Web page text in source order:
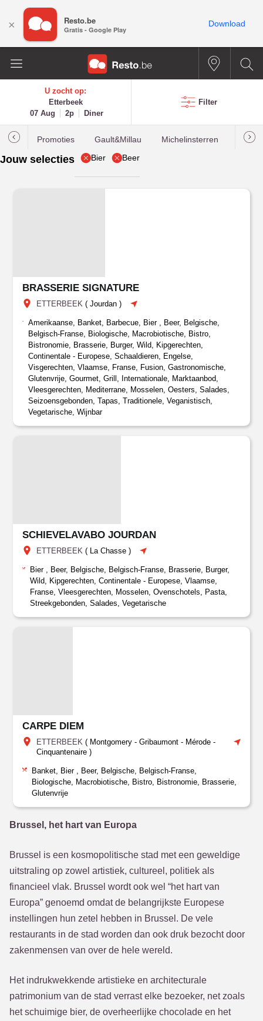
U zocht op:
Etterbeek
07 Aug
2p Diner
Filter
Promoties Gault&Millau Michelinsterren
Jouw selecties Bier Beer
BRASSERIE SIGNATURE
ETTERBEEK (Jourdan )
Amerikaanse, Banket, Barbecue, Bier , Beer, Belgische,
Belgisch-Franse, Biologische, Macrobiotische, Bistro,
Bistronomie, Brasserie, Burger, Wild, Kipgerechten,
Continentale - Europese, Schaaldieren, Engelse,
Visgerechten, Vlaamse, Franse, Fusion, Gastronomische,
Glutenvrije, Gourmet, Grill, Internationale, Marktaanbod,
Vleesgerechten, Mediterrane, Mosselen, Oesters, Salades,
Seizoensgebonden, Tapas, Traditionele, Veganistisch,
Vegetarische, Wijnbar
SCHIEVELAVABO JOURDAN
ETTERBEEK ( La Chasse )
Bier , Beer, Belgische, Belgisch-Franse, Brasserie, Burger,
Wild, Kipgerechten, Continentale - Europese, Vlaamse,
Franse, Vleesgerechten, Mosselen, Ovenschotels, Pasta,
Streekgebonden, Salades, Vegetarische
CARPE DIEM
ETTERBEEK ( Montgomery - Gribaumont - Mérode -
Cinquantenaire )
Banket, Bier , Beer, Belgische, Belgisch-Franse,
Biologische, Macrobiotische, Bistro, Bistronomie, Brasserie,
Glutenvrije
Brussel, het hart van Europa
Brussel is een kosmopolitische stad met een geweldige
uitstraling op zowel artistiek, cultureel, politiek als
financieel vlak. Brussel wordt ook wel “het hart van
Europa” genoemd omdat de belangrijkste Europese
instellingen hun zetel hebben in Brussel. De vele
restaurants in de stad worden dan ook druk bezocht door
zakenmensen van over de hele wereld.
Het indrukwekkende artistieke en architecturale
patrimonium van de stad verrast elke bezoeker, net zoals
het schuimige bier, de overheerlijke chocolade en het
× Resto.be
Gratis - Google Play
Download